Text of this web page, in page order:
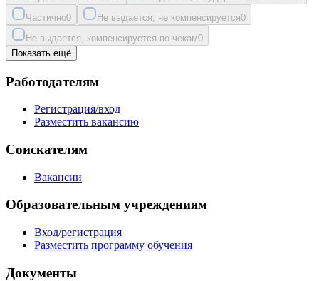
Частично0 Не выдается, не компенсируется0
Не выдается, компенсируется по чекам0
Показать ещё
Работодателям
Регистрация/вход
Разместить вакансию
Соискателям
Вакансии
Образовательным учреждениям
Вход/регистрация
Разместить программу обучения
Документы